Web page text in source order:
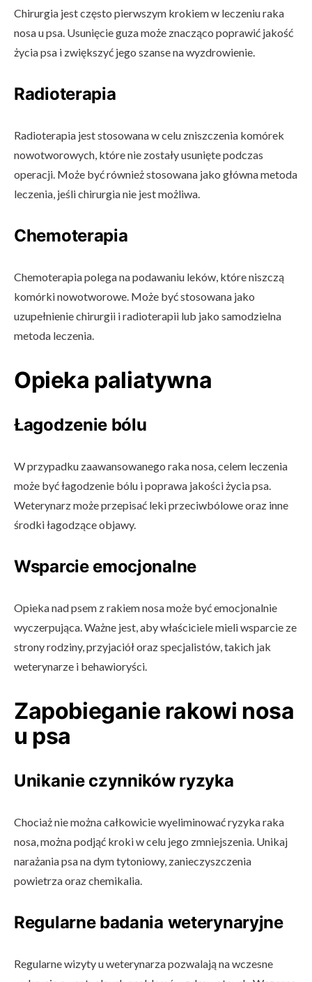
Chirurgia jest często pierwszym krokiem w leczeniu raka
nosa u psa. Usunięcie guza może znacząco poprawić jakość
życia psa i zwiększyć jego szanse na wyzdrowienie.
Radioterapia
Radioterapia jest stosowana w celu zniszczenia komórek
nowotworowych, które nie zostały usunięte podczas
operacji. Może być również stosowana jako główna metoda
leczenia, jeśli chirurgia nie jest możliwa.
Chemoterapia
Chemoterapia polega na podawaniu leków, które niszczą
komórki nowotworowe. Może być stosowana jako
uzupełnienie chirurgii i radioterapii lub jako samodzielna
metoda leczenia.
Opieka paliatywna
Łagodzenie bólu
W przypadku zaawansowanego raka nosa, celem leczenia
może być łagodzenie bólu i poprawa jakości życia psa.
Weterynarz może przepisać leki przeciwbólowe oraz inne
środki łagodzące objawy.
Wsparcie emocjonalne
Opieka nad psem z rakiem nosa może być emocjonalnie
wyczerpująca. Ważne jest, aby właściciele mieli wsparcie ze
strony rodziny, przyjaciół oraz specjalistów, takich jak
weterynarze i behawioryści.
Zapobieganie rakowi nosa
u psa
Unikanie czynników ryzyka
Chociaż nie można całkowicie wyeliminować ryzyka raka
nosa, można podjąć kroki w celu jego zmniejszenia. Unikaj
narażania psa na dym tytoniowy, zanieczyszczenia
powietrza oraz chemikalia.
Regularne badania weterynaryjne
Regularne wizyty u weterynarza pozwalają na wczesne